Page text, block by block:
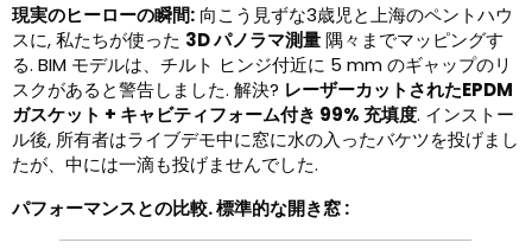
現実のヒーローの瞬間: 向こう見ずな3歳児と上海のペントハウ
スに, 私たちが使った 3D パノラマ測量隅々までマッピングす
る. BIM モデルは、チルト ヒンジ付近に 5 mm のギャップのリ
スクがあると警告しました. 解決? レーザーカットされたEPDM
ガスケット + キャビティフォーム付き 99% 充填度. インストー
ル後, 所有者はライブデモ中に窓に水の入ったバケツを投げまし
たが、中には一滴も投げませんでした.
パフォーマンスとの比較. 標準的な開き窓 :